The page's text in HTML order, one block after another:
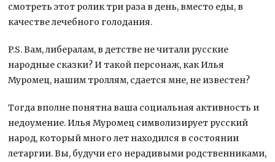
смотреть этот ролик три раза в день, вместо еды, в
качестве лечебного голодания.
P.S. Вам, либералам, в детстве не читали русские
народные сказки? И такой персонаж, как Илья
Муромец, нашим троллям, сдается мне, не известен?
Тогда вполне понятна ваша социальная активность и
недоумение. Илья Муромец символизирует русский
народ, который много лет находился в состоянии
летаргии. Вы, будучи его нерадивыми родственниками,